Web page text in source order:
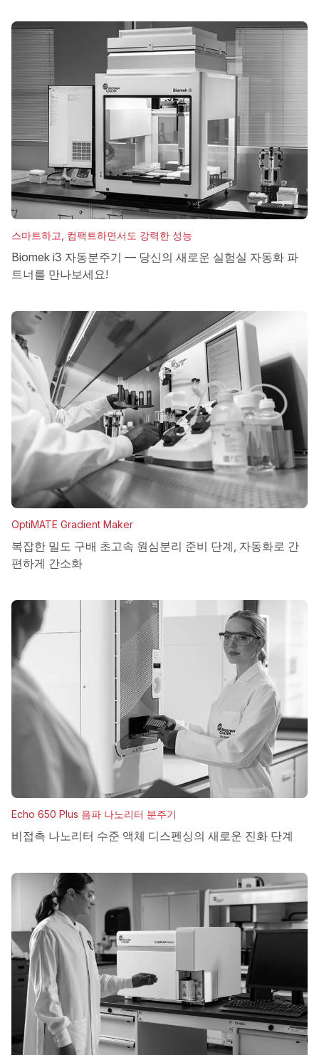
스마트하고, 컴팩트하면서도 강력한 성능
Biomek i3 자동분주기 — 당신의 새로운 실험실 자동화 파
트너를 만나보세요!
OptiMATE Gradient Maker
복잡한 밀도 구배 초고속 원심분리 준비 단계, 자동화로 간
편하게 간소화
Echo 650 Plus 음파 나노리터 분주기
비접촉 나노리터 수준 액체 디스펜싱의 새로운 진화 단계